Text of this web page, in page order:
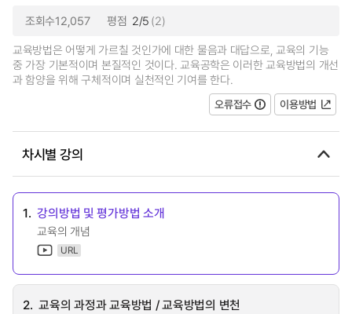
조회수12,057 평점 2/5 (2)
교육방법은 어떻게 가르칠 것인가에 대한 물음과 대답으로, 교육의 기능
중 가장 기본적이며 본질적인 것이다. 교육공학은 이러한 교육방법의 개선
과 함양을 위해 구체적이며 실천적인 기여를 한다.
오류접수
이용방법
차시별 강의
1. 강의방법 및 평가방법 소개
교육의 개념
URL
2. 교육의 과정과 교육방법 / 교육방법의 변천